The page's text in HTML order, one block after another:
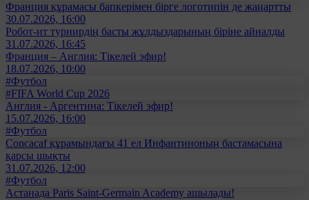
Франция құрамасы бапкерімен бірге логотипін де жаңартты
30.07.2026, 16:00
Робот-ит турнирдің басты жұлдыздарының біріне айналды
31.07.2026, 16:45
Франция – Англия: Тікелей эфир!
18.07.2026, 10:00
#Футбол
#FIFA World Cup 2026
Англия - Аргентина: Тікелей эфир!
15.07.2026, 16:00
#Футбол
Concacaf құрамындағы 41 ел Инфантиноның бастамасына
қарсы шықты
31.07.2026, 12:00
#Футбол
Астанада Paris Saint-Germain Academy ашылады!